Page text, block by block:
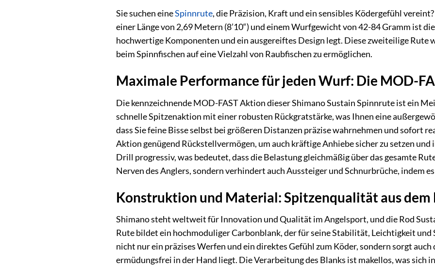
Sie suchen eineSpinnrute, die Präzision, Kraft und ein sensibles Ködergefühl
einer Länge von 2,69 Metern (8’10“) und einem Wurfgewicht von 42-84 Gramm ist
hochwertige Komponenten und ein ausgereiftes Design legt. Diese zweiteilige
beim Spinnfischen auf eine Vielzahl von Raubfischen zu ermöglichen.
Maximale Performance für jeden Wurf: Die MOD-
Die kennzeichnende MOD-FAST Aktion dieser Shimano Sustain Spinnrute ist ein
schnelle Spitzenaktion mit einer robusten Rückgratstärke, was Ihnen eine
dass Sie feine Bisse selbst bei größeren Distanzen präzise wahrnehmen und sofort
Aktion genügend Rückstellvermögen, um auch kräftige Anhiebe sicher zu setzen
Drill progressiv, was bedeutet, dass die Belastung gleichmäßig über das gesamte
Nerven des Anglers, sondern verhindert auch Aussteiger und Schnurbrüche, indem
Konstruktion und Material: Spitzenqualität aus dem
Shimano steht weltweit für Innovation und Qualität im Angelsport, und die Rod
Rute bildet ein hochmoduliger Carbonblank, der für seine Stabilität, Leichtigkeit
nicht nur ein präzises Werfen und ein direktes Gefühl zum Köder, sondern sorgt auch
ermüdungsfrei in der Hand liegt. Die Verarbeitung des Blanks ist makellos, was sich